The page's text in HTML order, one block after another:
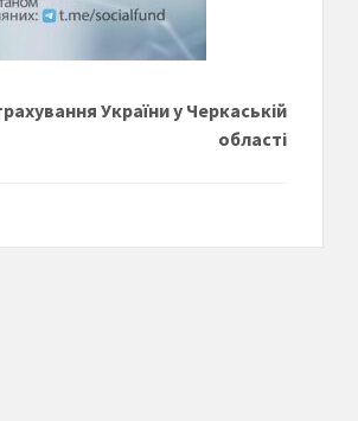
України у Черкаській
області